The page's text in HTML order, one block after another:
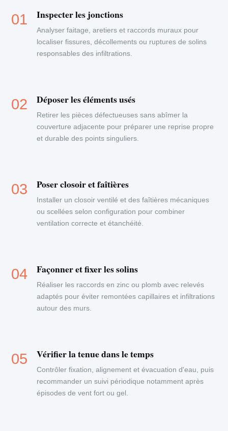
Inspecter les jonctions
Analyser faitage, aretiers et raccords muraux pour
localiser fissures, décollements ou ruptures de solins
responsables des infiltrations.
Déposer les éléments usés
Retirer les pièces défectueuses sans abîmer la
couverture adjacente pour préparer une reprise propre
et durable des points singuliers.
Poser closoir et faîtières
Installer un closoir ventilé et des faîtières mécaniques
ou scellées selon configuration pour combiner
ventilation correcte et étanchéité.
Façonner et fixer les solins
Réaliser les raccords en zinc ou plomb avec relevés
adaptés pour éviter remontées capillaires et infiltrations
autour des murs.
Vérifier la tenue dans le temps
Contrôler fixation, alignement et évacuation d'eau, puis
recommander un suivi périodique notamment après
épisodes de vent fort ou gel.